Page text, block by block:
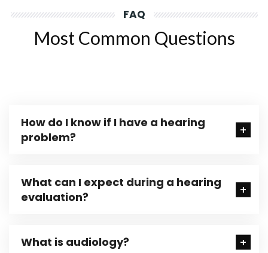
FAQ
Most Common Questions
How do I know if I have a hearing
problem?
What can I expect during a hearing
evaluation?
What is audiology?